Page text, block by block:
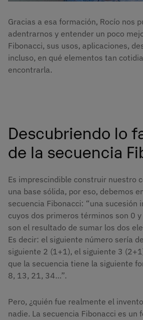
Gracias a esa formación, Rocío nos
adentrarnos y entender un poco
Fibonacci, sus usos, aplicaciones,
incluso, en qué elementos tan
encontrarla.
Descubriendo lo
de la secuencia
Es imprescindible construir nuestro
una base sólida, por eso, debemos
secuencia Fibonacci: “una sucesión
cuyos dos primeros términos son 0
son el resultado de sumar los dos
Es decir: el siguiente número sería
siguiente 2 (1+1), el siguiente 3
que la secuencia tiene la siguiente
8, 13, 21, 34…”.
Pero, ¿quién fue realmente el
nadie. La secuencia Fibonacci es un